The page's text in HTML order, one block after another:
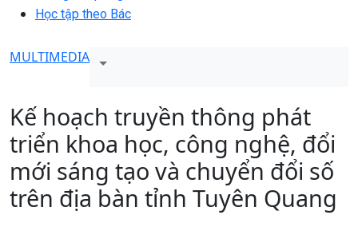
Học tập theo Bác
MULTIMEDIA
Kế hoạch truyền thông phát
triển khoa học, công nghệ, đổi
mới sáng tạo và chuyển đổi số
trên địa bàn tỉnh Tuyên Quang